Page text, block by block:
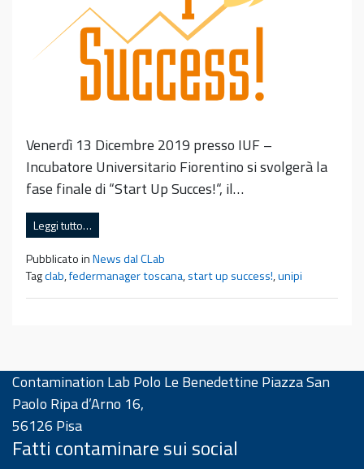
Venerdì 13 Dicembre 2019 presso IUF –
Incubatore Universitario Fiorentino si svolgerà la
fase finale di “Start Up Succes!“, il…
Leggi tutto…
Pubblicato inNews dal CLab
Tagclab,federmanager toscana,start up success!,unipi
Contamination Lab Polo Le Benedettine Piazza San
Paolo Ripa d’Arno 16,
56126 Pisa
Fatti contaminare sui social